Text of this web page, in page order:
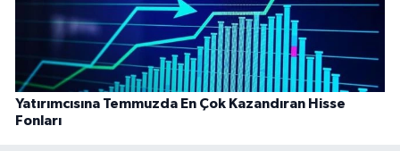
Yatırımcısına Temmuzda En Çok Kazandıran Hisse
Fonları